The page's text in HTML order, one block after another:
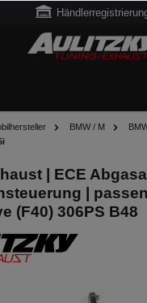
BMW / M
| ECE
|
(F40) 306PS B48